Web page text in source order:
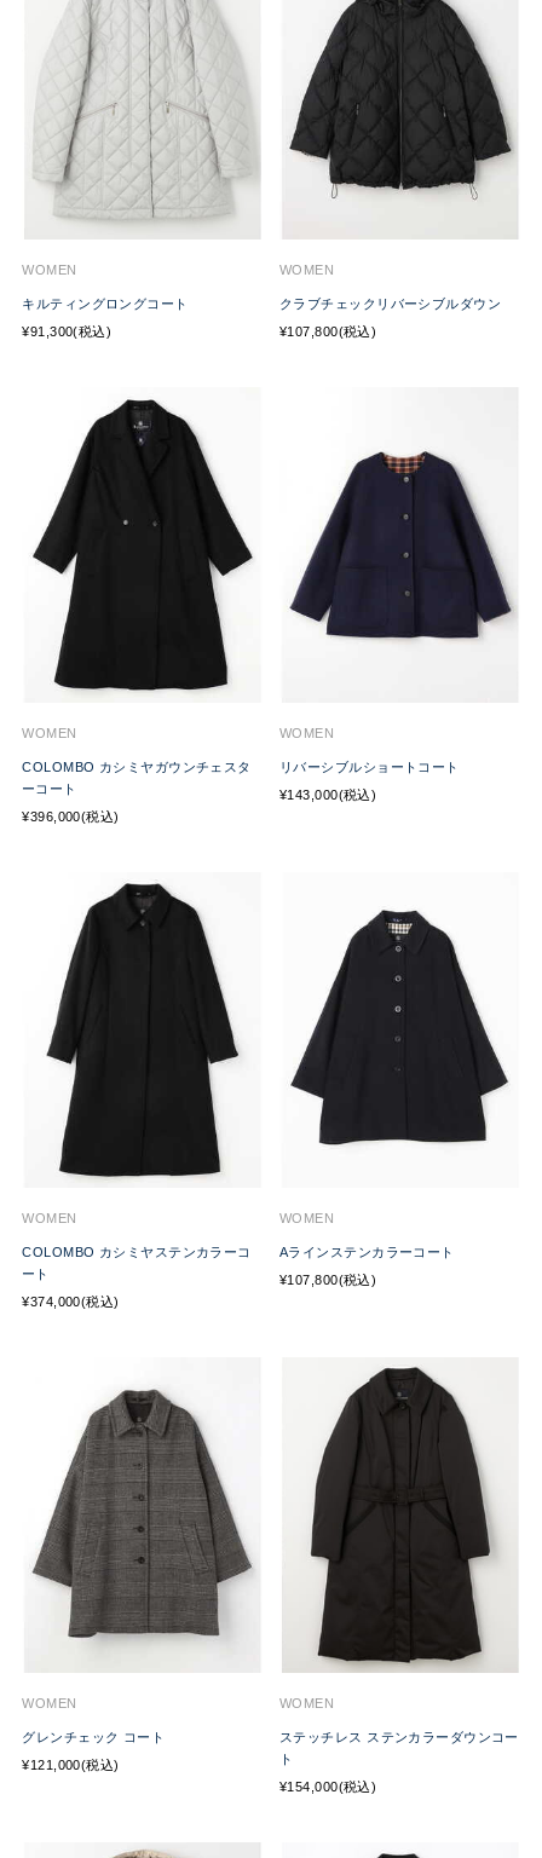
WOMEN
キルティングロングコート
¥91,300(税込)
WOMEN
クラブチェックリバーシブルダウン
¥107,800(税込)
WOMEN
COLOMBO カシミヤガウンチェスタ
ーコート
¥396,000(税込)
WOMEN
リバーシブルショートコート
¥143,000(税込)
WOMEN
COLOMBO カシミヤステンカラーコ
ート
¥374,000(税込)
WOMEN
Aラインステンカラーコート
¥107,800(税込)
WOMEN
グレンチェック コート
¥121,000(税込)
WOMEN
ステッチレス ステンカラーダウンコー
ト
¥154,000(税込)